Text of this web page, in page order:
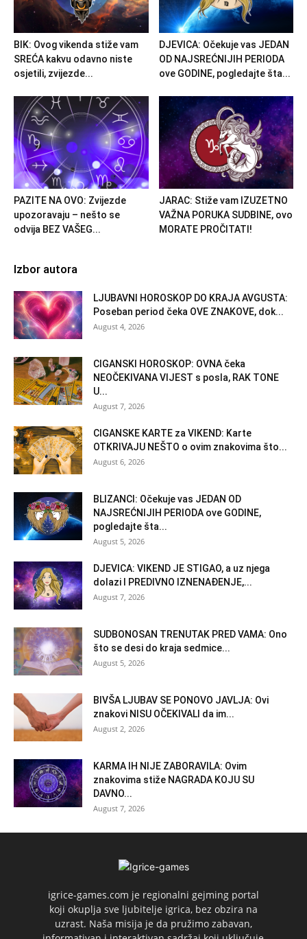
BIK: Ovog vikenda stiže vam
SREĆA kakvu odavno niste
osjetili, zvijezde...
DJEVICA: Očekuje vas JEDAN
OD NAJSREĆNIJIH PERIODA
ove GODINE, pogledajte šta...
PAZITE NA OVO: Zvijezde
upozoravaju – nešto se
odvija BEZ VAŠEG...
JARAC: Stiže vam IZUZETNO
VAŽNA PORUKA SUDBINE, ovo
MORATE PROČITATI!
Izbor autora
LJUBAVNI HOROSKOP DO KRAJA AVGUSTA:
Poseban period čeka OVE ZNAKOVE, dok...
August 4, 2026
CIGANSKI HOROSKOP: OVNA čeka
NEOČEKIVANA VIJEST s posla, RAK TONE
U...
August 7, 2026
CIGANSKE KARTE za VIKEND: Karte
OTKRIVAJU NEŠTO o ovim znakovima što...
August 6, 2026
BLIZANCI: Očekuje vas JEDAN OD
NAJSREĆNIJIH PERIODA ove GODINE,
pogledajte šta...
August 5, 2026
DJEVICA: VIKEND JE STIGAO, a uz njega
dolazi I PREDIVNO IZNENAĐENJE,...
August 7, 2026
SUDBONOSAN TRENUTAK PRED VAMA: Ono
što se desi do kraja sedmice...
August 5, 2026
BIVŠA LJUBAV SE PONOVO JAVLJA: Ovi
znakovi NISU OČEKIVALI da im...
August 2, 2026
KARMA IH NIJE ZABORAVILA: Ovim
znakovima stiže NAGRADA KOJU SU
DAVNO...
August 7, 2026
igrice-games.com je regionalni gejming portal
koji okuplja sve ljubitelje igrica, bez obzira na
uzrast. Naša misija je da pružimo zabavan,